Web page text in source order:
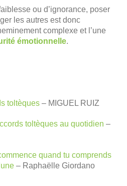
ou d’ignorance, poser
les autres est donc
complexe et l’une
émotionnelle.
toltèques – MIGUEL RUIZ
toltèques au quotidien –
quand tu comprends
– Raphaëlle Giordano